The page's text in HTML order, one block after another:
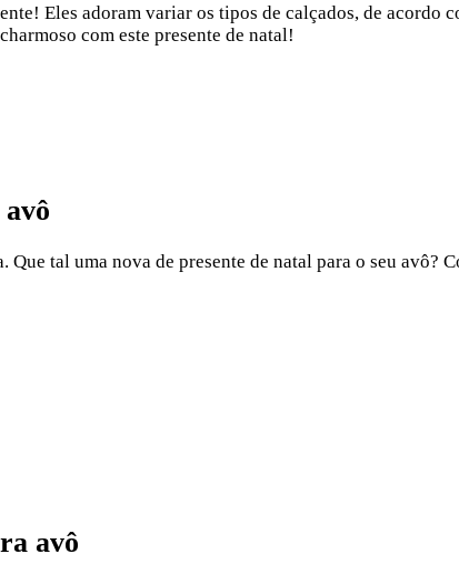
Eles adoram variar os tipos de calçados, de
com este presente de natal!
tal uma nova de presente de natal para o seu avô?
avô